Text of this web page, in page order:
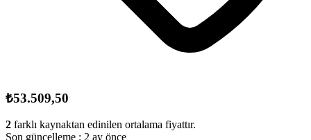
₺53.509,50
2 farklı kaynaktan edinilen ortalama fiyattır.
Son güncelleme : 2 ay önce